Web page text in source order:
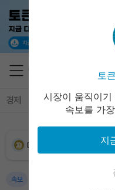
경제 마켓 정책 정치
XRP (XRP)
Hyperliquid (HYPE)
Dogecoin (DOGE)
속보
토
시장이 움직이
속보를 가
지